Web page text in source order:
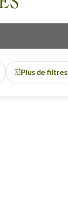
Plus de filtres